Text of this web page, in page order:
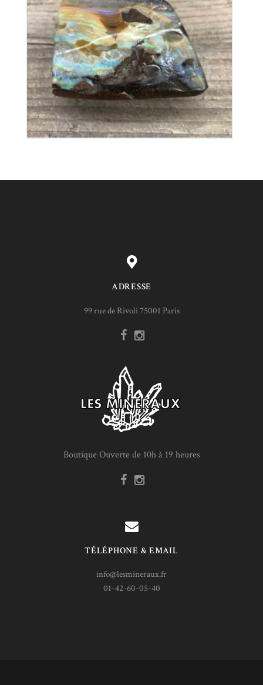
Opale Boulder
350€
ADRESSE
99 rue de Rivoli 75001 Paris
Boutique Ouverte de 10h à 19 heures
TÉLÉPHONE & EMAIL
info@lesmineraux.fr
01-42-60-05-40